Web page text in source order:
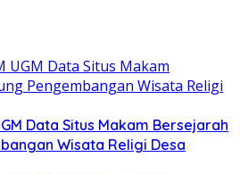
Data Situs Makam Bersejarah
Wisata Religi Desa